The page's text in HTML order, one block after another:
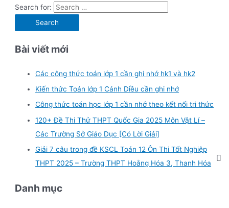
Search for:
Bài viết mới
Các công thức toán lớp 1 cần ghi nhớ hk1 và hk2
Kiến thức Toán lớp 1 Cánh Diều cần ghi nhớ
Công thức toán học lớp 1 cần nhớ theo kết nối tri thức
120+ Đề Thi Thử THPT Quốc Gia 2025 Môn Vật Lí –
Các Trường Sở Giáo Dục [Có Lời Giải]
Giải 7 câu trong đề KSCL Toán 12 Ôn Thi Tốt Nghiệp
THPT 2025 – Trường THPT Hoằng Hóa 3, Thanh Hóa
Danh mục